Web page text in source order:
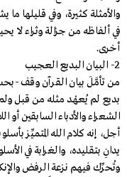
والأمثلة كثيرة، وفي قليلها
في ألفاظه من جزالة وثراء
أخرى.
2- البيان البديع العجيب
من تأمَّلَ بيان القرآن وقف -
بديع لم يُعهْد مثله من قبل ولم
الشعراء والأدباء السابقين
أجل، إنه كلام الله المتميِّز
يدانِ بتقليده، والغرابة في
وتُحرِّك فيهم نزعة الرفض